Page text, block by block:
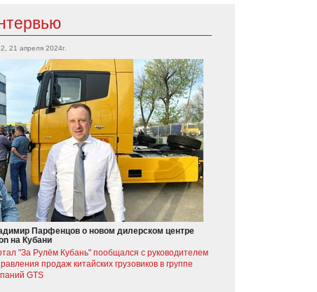
21 апреля 2024г.
Парфенцов о новом дилерском центре
на Кубани
"За Рулём Кубань" пообщался с руководителем
продаж китайских грузовиков в группе
GTS